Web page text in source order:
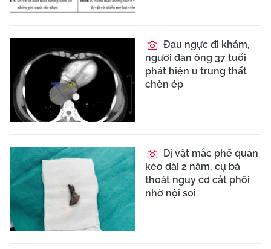
Đau ngực đi khám,
người đàn ông 37 tuổi
phát hiện u trung thất
chèn ép
Dị vật mắc phế quản
kéo dài 2 năm, cụ bà
thoát nguy cơ cắt phổi
nhờ nội soi